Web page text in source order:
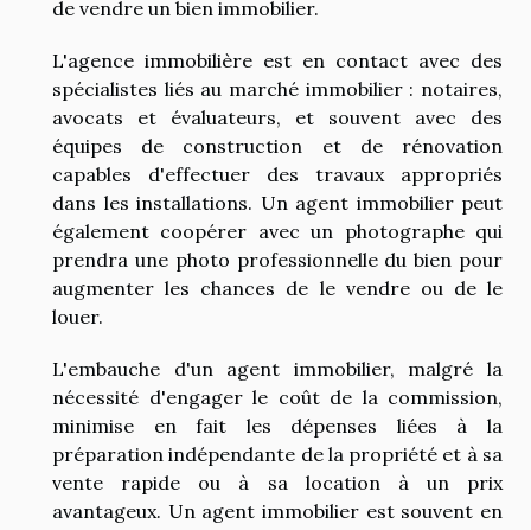
de vendre un bien immobilier.
L'agence immobilière est en contact avec des
spécialistes liés au marché immobilier : notaires,
avocats et évaluateurs, et souvent avec des
équipes de construction et de rénovation
capables d'effectuer des travaux appropriés
dans les installations. Un agent immobilier peut
également coopérer avec un photographe qui
prendra une photo professionnelle du bien pour
augmenter les chances de le vendre ou de le
louer.
L'embauche d'un agent immobilier, malgré la
nécessité d'engager le coût de la commission,
minimise en fait les dépenses liées à la
préparation indépendante de la propriété et à sa
vente rapide ou à sa location à un prix
avantageux. Un agent immobilier est souvent en